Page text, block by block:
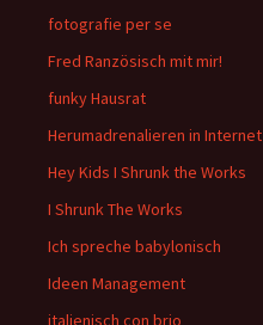
fotografie per se
Fred Ranzösisch mit mir!
funky Hausrat
Herumadrenalieren in Internet
Hey Kids I Shrunk the Works
I Shrunk The Works
Ich spreche babylonisch
Ideen Management
italienisch con brio